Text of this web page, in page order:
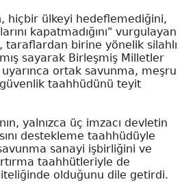
hiçbir ülkeyi hedeflemediğini,
kapatmadığını" vurgulayan
taraflardan birine yönelik silahlı
sayarak Birleşmiş Milletler
uyarınca ortak savunma, meşru
güvenlik taahhüdünü teyit
yalnızca üç imzacı devletin
destekleme taahhüdüyle
sanayi işbirliğini ve
taahhütleriyle de
olduğunu dile getirdi.